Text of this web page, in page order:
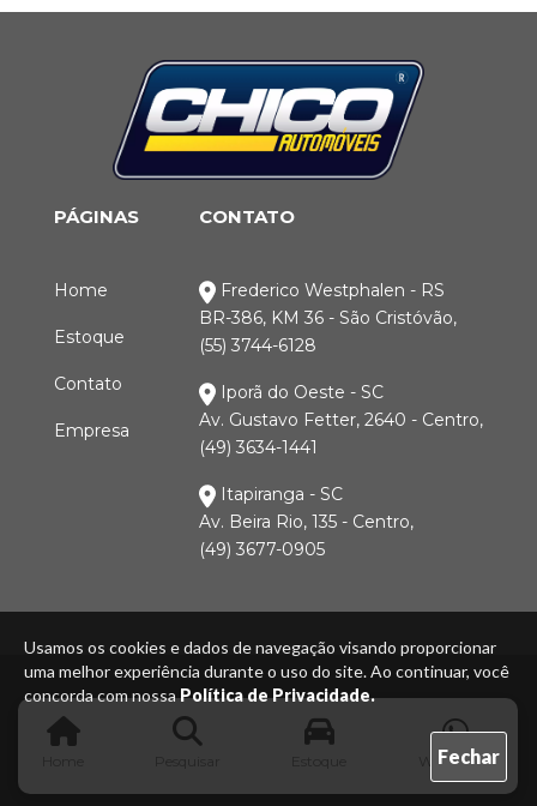
Usamos os cookies e dados de navegação visando proporcionar
uma melhor experiência durante o uso do site. Ao continuar, você
concorda com nossaPolítica de Privacidade.
Fechar
WhatsApp
PÁGINAS
Home
Estoque
Contato
Empresa
CONTATO
Frederico Westphalen - RS
BR-386, KM 36 - São Cristóvão,
(55) 3744-6128
Iporã do Oeste - SC
Av. Gustavo Fetter, 2640 - Centro,
(49) 3634-1441
Itapiranga - SC
Av. Beira Rio, 135 - Centro,
(49) 3677-0905